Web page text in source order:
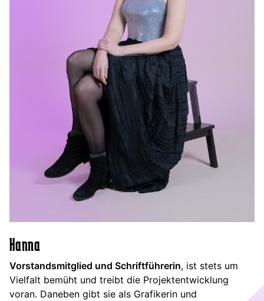
Hanna
Vorstandsmitglied und Schriftführerin, ist stets um
Vielfalt bemüht und treibt die Projektentwicklung
voran. Daneben gibt sie als Grafikerin und